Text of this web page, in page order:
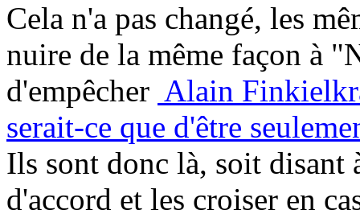
Cela n'a pas changé, les
nuire de la même façon à
d'empêcher Alain
serait-ce que d'être
Ils sont donc là, soit disant
d'accord et les croiser en